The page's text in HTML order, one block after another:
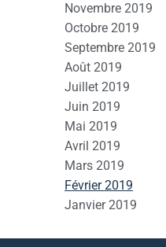
Novembre 2019
Octobre 2019
Septembre 2019
Août 2019
Juillet 2019
Juin 2019
Mai 2019
Avril 2019
Mars 2019
Février 2019
Janvier 2019